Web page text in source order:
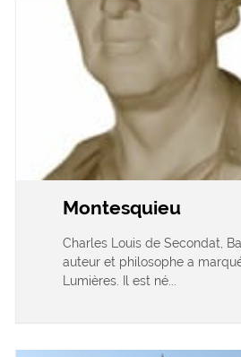
Montesquieu
Charles Louis de Secondat,
auteur et philosophe a
Lumières. Il est né...